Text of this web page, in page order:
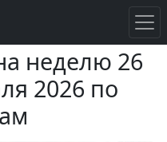
неделю 26
2026 по